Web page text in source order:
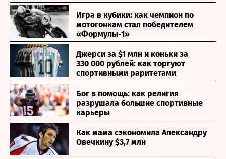
Игра в кубики: как чемпион по
мотогонкам стал победителем
«Формулы-1»
Джерси за $1 млн и коньки за
330 000 рублей: как торгуют
спортивными раритетами
Бог в помощь: как религия
разрушала большие спортивные
карьеры
Как мама сэкономила Александру
Овечкину $3,7 млн